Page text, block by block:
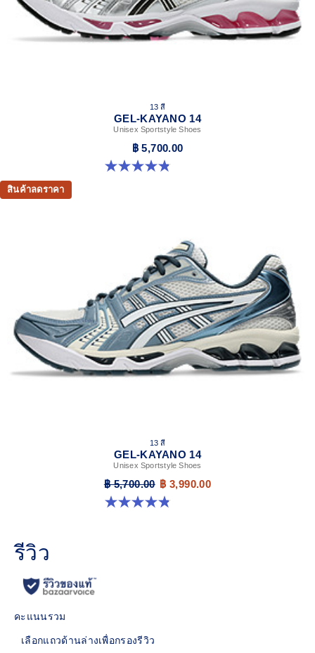
13 สี
GEL-KAYANO 14
Unisex Sportstyle Shoes
฿ 5,700.00
4.8 จาก 5 ดาว 1721 รีวิว
สินค้าลดราคา
13 สี
GEL-KAYANO 14
Unisex Sportstyle Shoes
฿ 5,700.00 ฿ 3,990.00
4.8 จาก 5 ดาว 1721 รีวิว